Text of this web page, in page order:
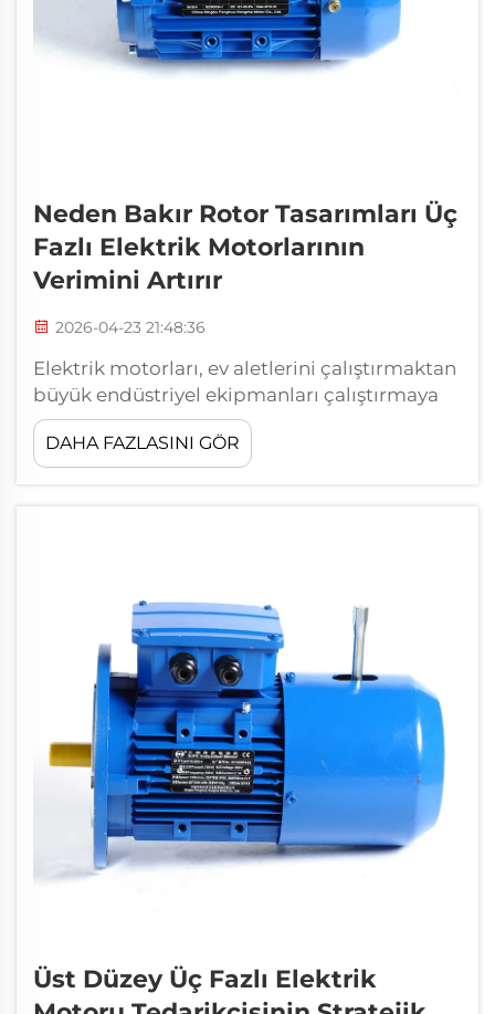
Neden Bakır Rotor Tasarımları Üç
Fazlı Elektrik Motorlarının
Verimini Artırır
2026-04-23 21:48:36
Elektrik motorları, ev aletlerini çalıştırmaktan
büyük endüstriyel ekipmanları çalıştırmaya
kadar birçok alanda bize yardımcı olan temel
makinelerdir. Bu motorların verimliliği, aynı
işi daha az enerjiyle yapabilmeleri açısından
DAHA FAZLASINI GÖR
Üst Düzey Üç Fazlı Elektrik